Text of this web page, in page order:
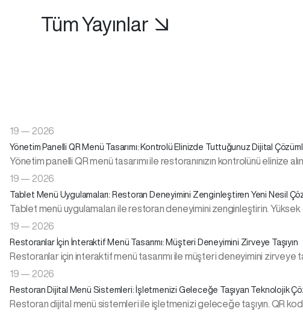
Tüm Yayınlar ↘
19 — 2026
Yönetim Panelli QR Menü Tasarımı: Kontrolü Elinizde Tuttuğunuz Dijital
Yönetim panelli QR menü tasarımı ile restoranınızın kontrolünü
19 — 2026
Tablet Menü Uygulamaları: Restoran Deneyimini Zenginleştiren Yeni Nesil
Tablet menü uygulamaları ile restoran deneyimini zenginleştirin.
19 — 2026
Restoranlar İçin İnteraktif Menü Tasarımı: Müşteri Deneyimini Zirveye Taşıyın
Restoranlar için interaktif menü tasarımı ile müşteri deneyimini zirveye
19 — 2026
Restoran Dijital Menü Sistemleri: İşletmenizi Geleceğe Taşıyan Teknolojik
Restoran dijital menü sistemleri ile işletmenizi geleceğe taşıyın. QR